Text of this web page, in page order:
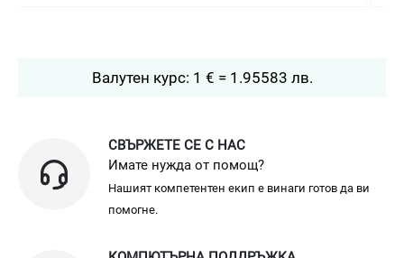
Валутен курс: 1 € = 1.95583 лв.
СВЪРЖЕТЕ СЕ С НАС
Имате нужда от помощ?
Нашият компетентен екип е винаги готов да ви
помогне.